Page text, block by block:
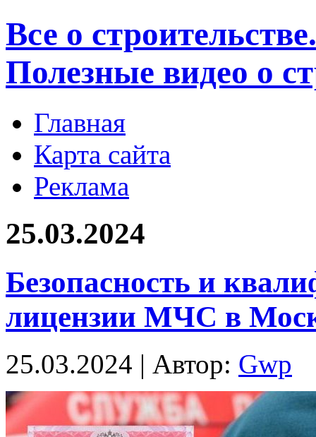
Все о
Полезные видео о
Главная
Карта сайта
Реклама
25.03.2024
Безопасность и
лицензии МЧС в
25.03.2024 | Автор: Gwp